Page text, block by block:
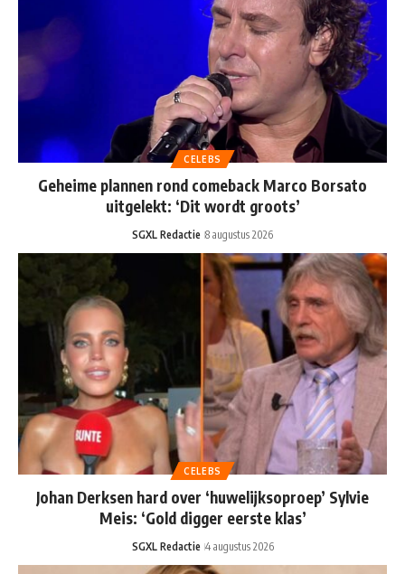
CELEBS
Geheime plannen rond comeback Marco Borsato
uitgelekt: ‘Dit wordt groots’
SGXL Redactie 8 augustus 2026
CELEBS
Johan Derksen hard over ‘huwelijksoproep’ Sylvie
Meis: ‘Gold digger eerste klas’
SGXL Redactie 4 augustus 2026